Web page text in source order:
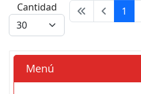
Cantidad 1
Menú